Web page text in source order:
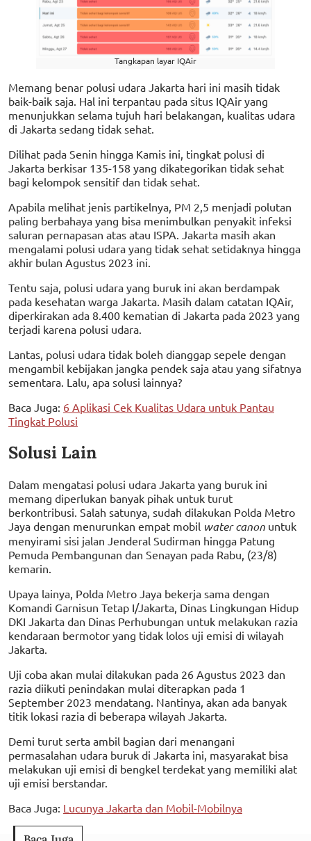
Tangkapan layar IQAir
Memang benar polusi udara Jakarta hari ini masih tidak
baik-baik saja. Hal ini terpantau pada situs IQAir yang
menunjukkan selama tujuh hari belakangan, kualitas udara
di Jakarta sedang tidak sehat.
Dilihat pada Senin hingga Kamis ini, tingkat polusi di
Jakarta berkisar 135-158 yang dikategorikan tidak sehat
bagi kelompok sensitif dan tidak sehat.
Apabila melihat jenis partikelnya, PM 2,5 menjadi polutan
paling berbahaya yang bisa menimbulkan penyakit infeksi
saluran pernapasan atas atau ISPA. Jakarta masih akan
mengalami polusi udara yang tidak sehat setidaknya hingga
akhir bulan Agustus 2023 ini.
Tentu saja, polusi udara yang buruk ini akan berdampak
pada kesehatan warga Jakarta. Masih dalam catatan IQAir,
diperkirakan ada 8.400 kematian di Jakarta pada 2023 yang
terjadi karena polusi udara.
Lantas, polusi udara tidak boleh dianggap sepele dengan
mengambil kebijakan jangka pendek saja atau yang sifatnya
sementara. Lalu, apa solusi lainnya?
Baca Juga: 6 Aplikasi Cek Kualitas Udara untuk Pantau
Tingkat Polusi
Solusi Lain
Dalam mengatasi polusi udara Jakarta yang buruk ini
memang diperlukan banyak pihak untuk turut
berkontribusi. Salah satunya, sudah dilakukan Polda Metro
Jaya dengan menurunkan empat mobil water canon untuk
menyirami sisi jalan Jenderal Sudirman hingga Patung
Pemuda Pembangunan dan Senayan pada Rabu, (23/8)
kemarin.
Upaya lainya, Polda Metro Jaya bekerja sama dengan
Komandi Garnisun Tetap I/Jakarta, Dinas Lingkungan Hidup
DKI Jakarta dan Dinas Perhubungan untuk melakukan razia
kendaraan bermotor yang tidak lolos uji emisi di wilayah
Jakarta.
Uji coba akan mulai dilakukan pada 26 Agustus 2023 dan
razia diikuti penindakan mulai diterapkan pada 1
September 2023 mendatang. Nantinya, akan ada banyak
titik lokasi razia di beberapa wilayah Jakarta.
Demi turut serta ambil bagian dari menangani
permasalahan udara buruk di Jakarta ini, masyarakat bisa
melakukan uji emisi di bengkel terdekat yang memiliki alat
uji emisi berstandar.
Baca Juga: Lucunya Jakarta dan Mobil-Mobilnya